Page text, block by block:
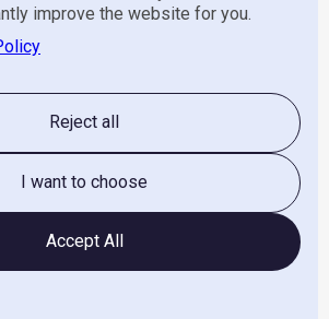
improve the website for you.
Reject all
I want to choose
Accept All